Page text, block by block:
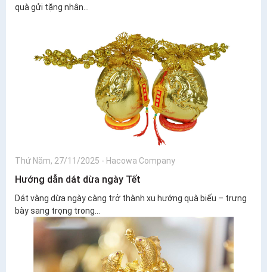
quà gửi tặng nhân...
Thứ Năm, 27/11/2025 - Hacowa Company
Hướng dẫn dát dừa ngày Tết
Dát vàng dừa ngày càng trở thành xu hướng quà biếu – trưng
bày sang trọng trong...